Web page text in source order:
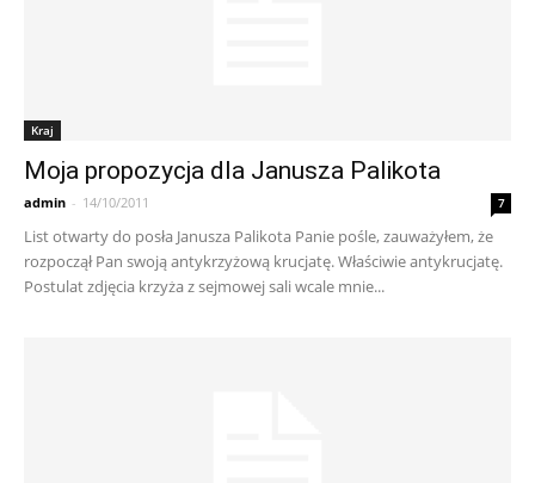
Kraj
Moja propozycja dla Janusza Palikota
admin - 14/10/2011 7
List otwarty do posła Janusza Palikota Panie pośle, zauważyłem, że
rozpoczął Pan swoją antykrzyżową krucjatę. Właściwie antykrucjatę.
Postulat zdjęcia krzyża z sejmowej sali wcale mnie...